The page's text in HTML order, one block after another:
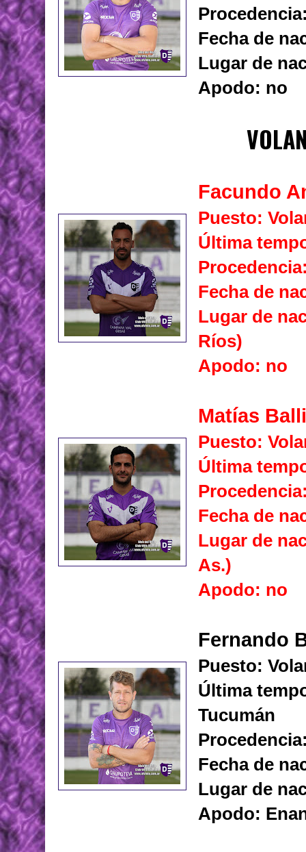
Fecha de
Lugar de
Apodo: no
Facundo
Puesto:
Última
Fecha de
Lugar de
Ríos)
Apodo: no
Matías
Puesto:
Última
Fecha de
Lugar de
As.)
Apodo: no
Fernando
Puesto:
Última
Tucumán
Fecha de
Lugar de
Apodo: